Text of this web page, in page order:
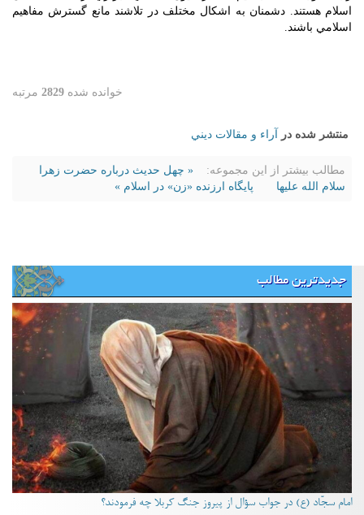
اسلام هستند. دشمنان به اشكال مختلف در تلاشند مانع گسترش مفاهيم
اسلامي باشند.
خوانده شده 2829 مرتبه
منتشر شده در آراء و مقالات ديني
مطالب بیشتر از این مجموعه:
« چهل حدیث درباره حضرت زهرا
سلام الله علیها
پایگاه ارزنده «زن» در اسلام »
جدیدترین مطالب
امام سجّاد (ع) در جواب سؤال از پیروز جنگ کربلا چه فرمودند؟